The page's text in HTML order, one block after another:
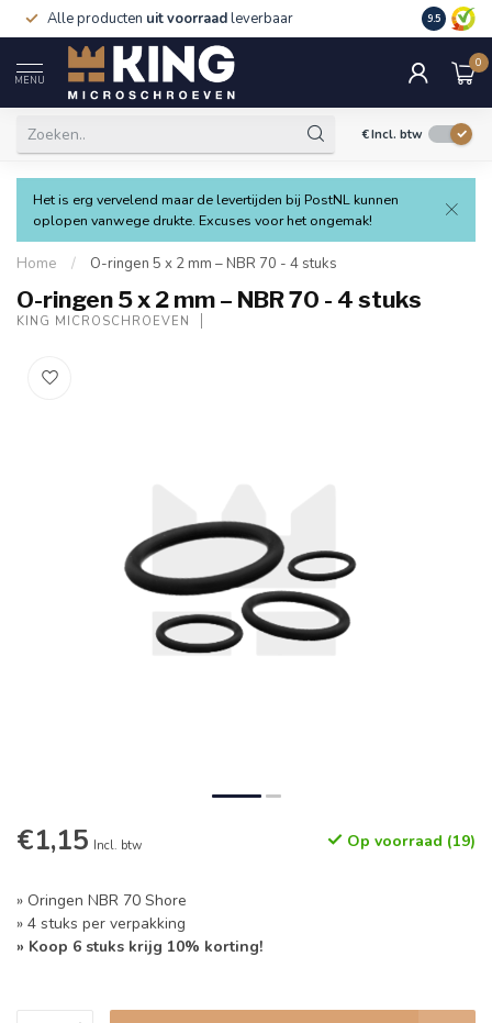
Alle producten uit voorraadleverbaar 9.5
MENU
0
€Incl. btw
Het is erg vervelend maar de levertijden bij PostNL kunnen
oplopen vanwege drukte. Excuses voor het ongemak!
Home / O-ringen 5 x 2 mm – NBR 70 - 4 stuks
O-ringen 5 x 2 mm – NBR 70 - 4 stuks
KING MICROSCHROEVEN
€1,15 Incl. btw Op voorraad (19)
» Oringen NBR 70 Shore
» 4 stuks per verpakking
» Koop 6 stuks krijg 10% korting!